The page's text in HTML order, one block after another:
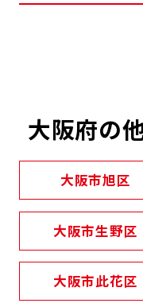
大阪府の
大阪市旭区
大阪市生野区
大阪市此花区